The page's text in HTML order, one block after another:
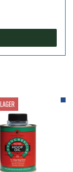
& STALD